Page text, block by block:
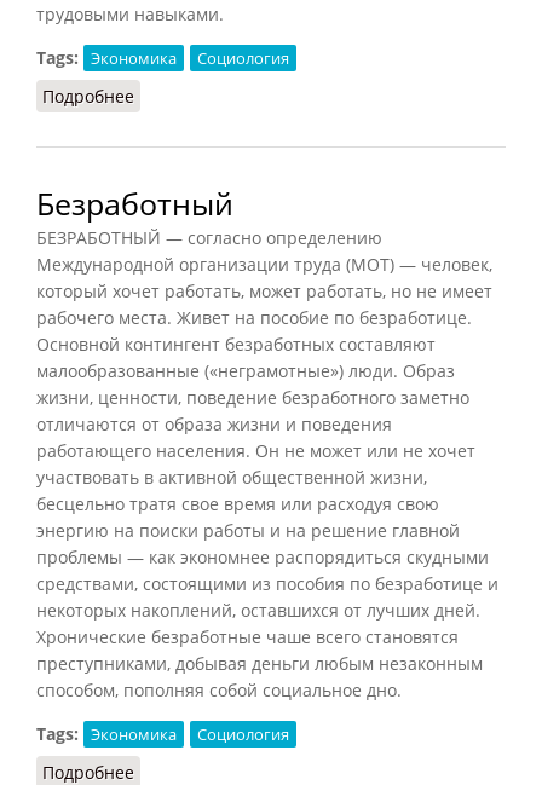
трудовыми навыками.
Tags:
Экономика Социология
Подробнее
Безработный
БЕЗРАБОТНЫЙ — согласно определению
Международной организации труда (МОТ) — человек,
который хочет работать, может работать, но не имеет
рабочего места. Живет на пособие по безработице.
Основной контингент безработных составляют
малообразованные («неграмотные») люди. Образ
жизни, ценности, поведение безработного заметно
отличаются от образа жизни и поведения
работающего населения. Он не может или не хочет
участвовать в активной общественной жизни,
бесцельно тратя свое время или расходуя свою
энергию на поиски работы и на решение главной
проблемы — как экономнее распорядиться скудными
средствами, состоящими из пособия по безработице и
некоторых накоплений, оставшихся от лучших дней.
Хронические безработные чаше всего становятся
преступниками, добывая деньги любым незаконным
способом, пополняя собой социальное дно.
Tags:
Экономика Социология
Подробнее